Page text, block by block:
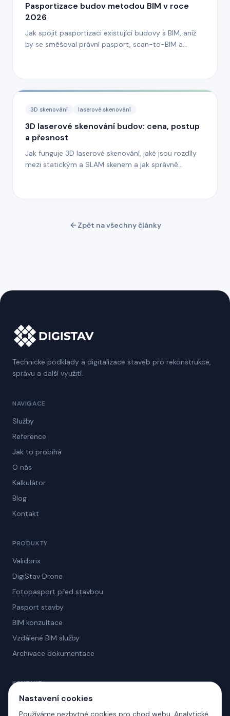
Pasportizace budov metodou BIM v roce
2026
Jak spojit pasportizaci existující budovy s BIM, aniž
by se směšoval právní pasport, scan-to-BIM a
3D skenování laserové skenování
3D laserové skenování budov: cena, postup
a přesnost
Jak funguje 3D laserové skenování, jaké jsou rozdíly
mezi statickým a SLAM skenem a jak správně
Zpět na všechny články
Technické podklady a digitalizace staveb pro rekonstrukce,
správu a další využití.
NAVIGACE
Služby
Reference
Jak to probíhá
O nás
Kalkulátor
Blog
Kontakt
PRODUKTY
Validorix
DigiStav Drone
Fotopasport před stavbou
Pasport stavby
BIM konzultace
Vzdálené BIM služby
Archivace dokumentace
KONTAKT
info@digistav.cz
Nastavení cookies
Používáme nezbytné cookies pro chod webu. Analytické